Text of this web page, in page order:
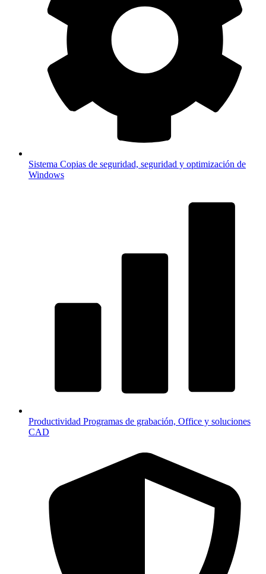
Sistema Copias de seguridad, seguridad y optimización de
Windows
Productividad Programas de grabación, Office y soluciones
CAD